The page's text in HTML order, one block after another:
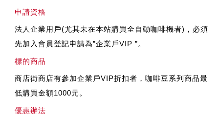
申請資格
法人企業用戶(尤其未在本站購買全自動咖啡機者)，必須
先加入會員登記申請為”企業戶VIP ”。
標的商品
商店街商店有參加企業戶VIP折扣者，咖啡豆系列商品最
低購買金額1000元。
優惠辦法